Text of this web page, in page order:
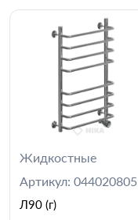
Жидкостные
Артикул: 044020805
Л90 (г)